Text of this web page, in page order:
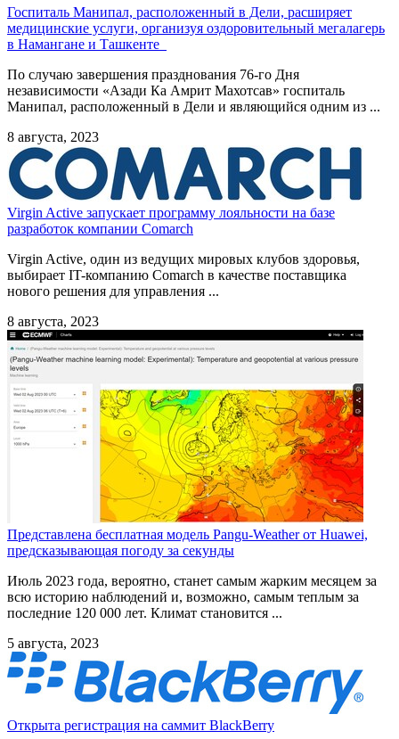
Госпиталь Манипал, расположенный в Дели, расширяет
медицинские услуги, организуя оздоровительный мегалагерь
в Намангане и Ташкенте
По случаю завершения празднования 76-го Дня
независимости «Азади Ка Амрит Махотсав» госпиталь
Манипал, расположенный в Дели и являющийся одним из ...
8 августа, 2023
Virgin Active запускает программу лояльности на базе
разработок компании Comarch
Virgin Active, один из ведущих мировых клубов здоровья,
выбирает IT-компанию Comarch в качестве поставщика
нового решения для управления ...
8 августа, 2023
Представлена бесплатная модель Pangu-Weather от Huawei,
предсказывающая погоду за секунды
Июль 2023 года, вероятно, станет самым жарким месяцем за
всю историю наблюдений и, возможно, самым теплым за
последние 120 000 лет. Климат становится ...
5 августа, 2023
Открыта регистрация на саммит BlackBerry